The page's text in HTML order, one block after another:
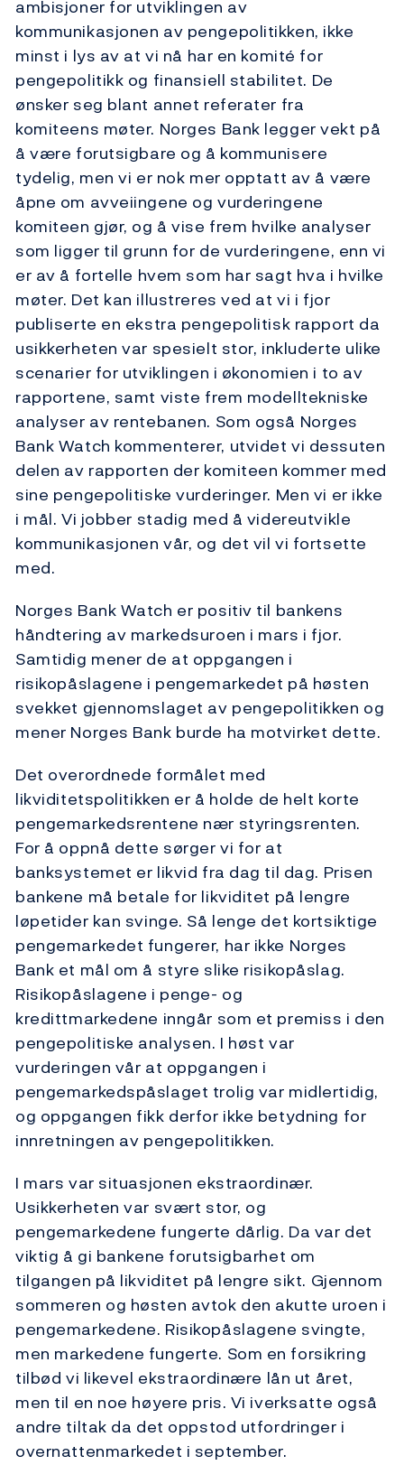
ambisjoner for utviklingen av
kommunikasjonen av pengepolitikken, ikke
minst i lys av at vi nå har en komité for
pengepolitikk og finansiell stabilitet. De
ønsker seg blant annet referater fra
komiteens møter. Norges Bank legger vekt på
å være forutsigbare og å kommunisere
tydelig, men vi er nok mer opptatt av å være
åpne om avveiingene og vurderingene
komiteen gjør, og å vise frem hvilke analyser
som ligger til grunn for de vurderingene, enn vi
er av å fortelle hvem som har sagt hva i hvilke
møter. Det kan illustreres ved at vi i fjor
publiserte en ekstra pengepolitisk rapport da
usikkerheten var spesielt stor, inkluderte ulike
scenarier for utviklingen i økonomien i to av
rapportene, samt viste frem modelltekniske
analyser av rentebanen. Som også Norges
Bank Watch kommenterer, utvidet vi dessuten
delen av rapporten der komiteen kommer med
sine pengepolitiske vurderinger. Men vi er ikke
i mål. Vi jobber stadig med å videreutvikle
kommunikasjonen vår, og det vil vi fortsette
med.
Norges Bank Watch er positiv til bankens
håndtering av markedsuroen i mars i fjor.
Samtidig mener de at oppgangen i
risikopåslagene i pengemarkedet på høsten
svekket gjennomslaget av pengepolitikken og
mener Norges Bank burde ha motvirket dette.
Det overordnede formålet med
likviditetspolitikken er å holde de helt korte
pengemarkedsrentene nær styringsrenten.
For å oppnå dette sørger vi for at
banksystemet er likvid fra dag til dag. Prisen
bankene må betale for likviditet på lengre
løpetider kan svinge. Så lenge det kortsiktige
pengemarkedet fungerer, har ikke Norges
Bank et mål om å styre slike risikopåslag.
Risikopåslagene i penge- og
kredittmarkedene inngår som et premiss i den
pengepolitiske analysen. I høst var
vurderingen vår at oppgangen i
pengemarkedspåslaget trolig var midlertidig,
og oppgangen fikk derfor ikke betydning for
innretningen av pengepolitikken.
I mars var situasjonen ekstraordinær.
Usikkerheten var svært stor, og
pengemarkedene fungerte dårlig. Da var det
viktig å gi bankene forutsigbarhet om
tilgangen på likviditet på lengre sikt. Gjennom
sommeren og høsten avtok den akutte uroen i
pengemarkedene. Risikopåslagene svingte,
men markedene fungerte. Som en forsikring
tilbød vi likevel ekstraordinære lån ut året,
men til en noe høyere pris. Vi iverksatte også
andre tiltak da det oppstod utfordringer i
overnattenmarkedet i september.